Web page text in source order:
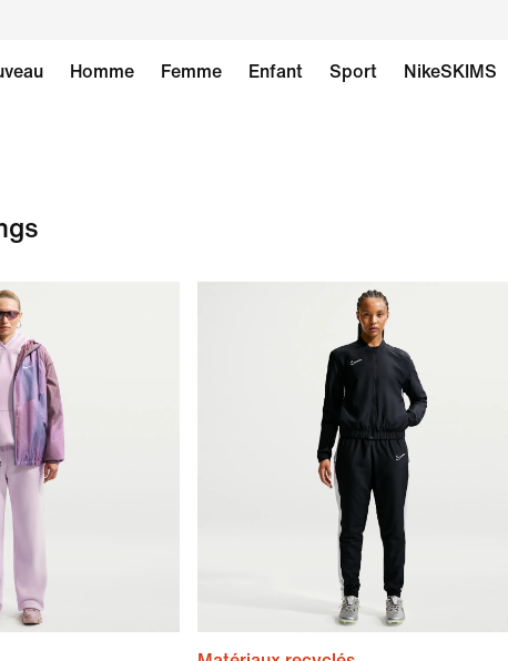
Homme Femme Enfant Sport NikeSKIMS